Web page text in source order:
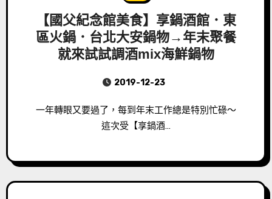
【國父紀念館美食】享鍋酒館．東
區火鍋．台北大安鍋物→年末聚餐
就來試試調酒mix海鮮鍋物
2019-12-23
一年轉眼又要過了，每到年末工作總是特別忙碌～
這次受【享鍋酒…